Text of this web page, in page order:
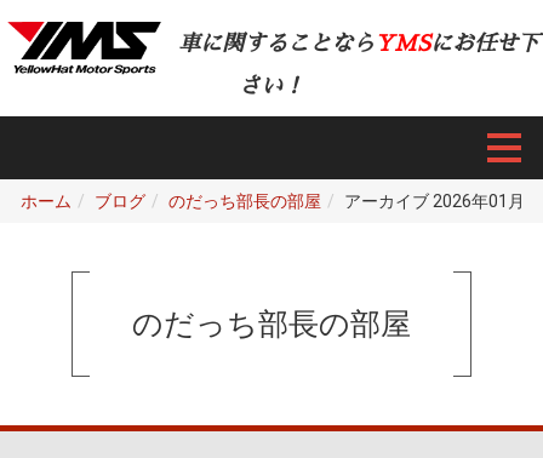
車に関することなら YMSにお任せ下
さい！
ホーム ブログ のだっち部長の部屋 アーカイブ 2026年01月
のだっち部長の部屋